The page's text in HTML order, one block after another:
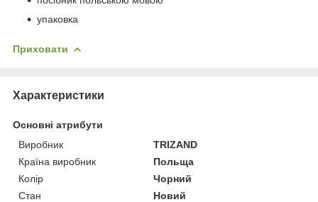
упаковка
Приховати
Характеристики
Основні атрибути
Виробник
TRIZAND
Країна виробник
Польща
Колір
Чорний
Стан
Новий